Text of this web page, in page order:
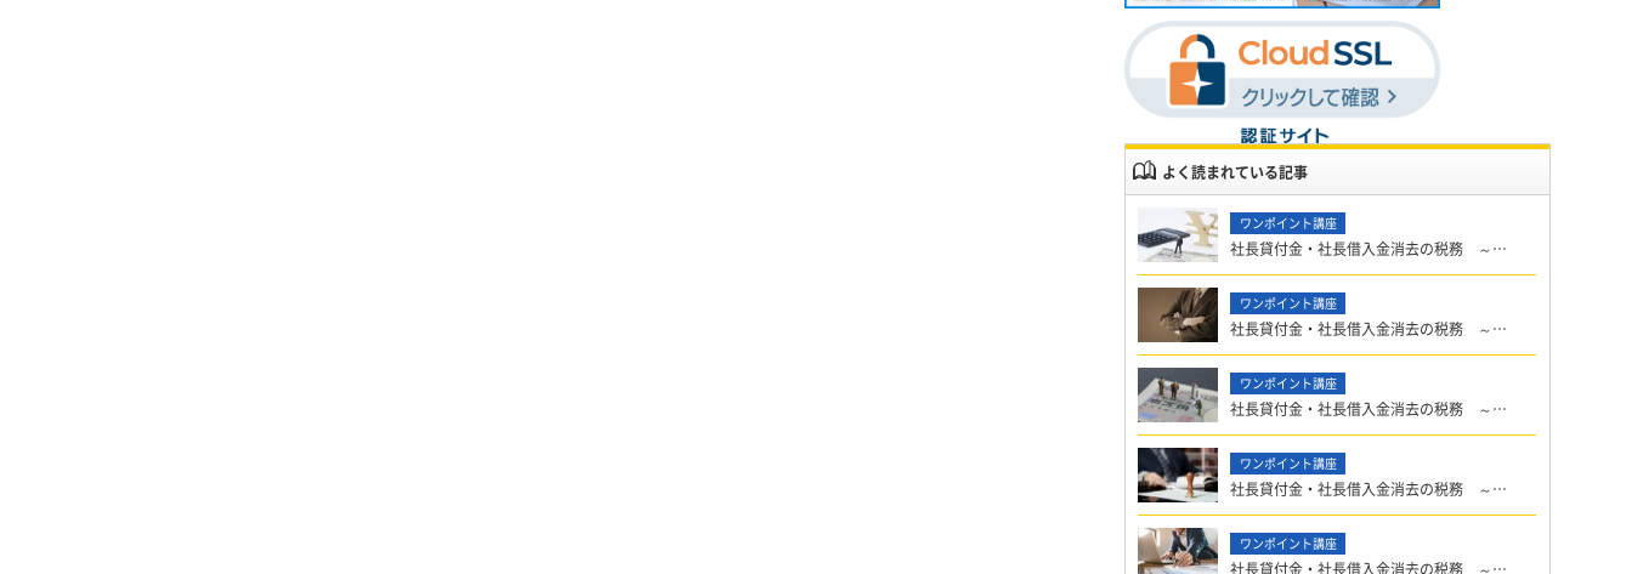
よく読まれている記事
社長貸付金・社長借入金消去の税務 ～…
社長貸付金・社長借入金消去の税務 ～…
社長貸付金・社長借入金消去の税務 ～…
社長貸付金・社長借入金消去の税務 ～…
社長貸付金・社長借入金消去の税務 ～…